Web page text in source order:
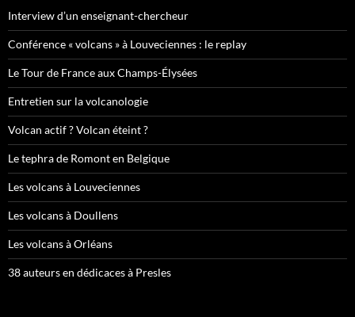
Interview d’un enseignant-chercheur
Conférence « volcans » à Louveciennes : le replay
Le Tour de France aux Champs-Élysées
Entretien sur la volcanologie
Volcan actif ? Volcan éteint ?
Le tephra de Romont en Belgique
Les volcans à Louveciennes
Les volcans à Doullens
Les volcans à Orléans
38 auteurs en dédicaces à Presles